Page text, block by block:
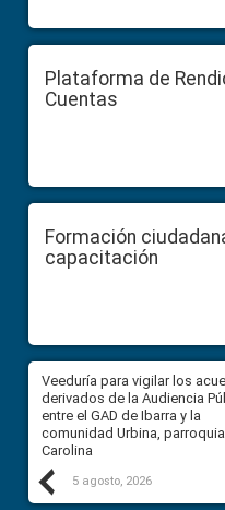
Plataforma de
Cuentas
Formación
capacitación
Previous
Veeduría para vigilar los
derivados de la Audiencia
entre el GAD de Ibarra y la
comunidad Urbina,
Carolina
5 agosto, 2026